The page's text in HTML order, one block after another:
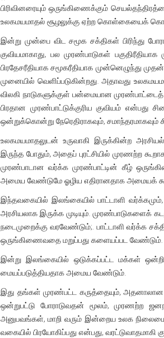
பிரிவினரையும் ஒருங்கிணைக்கும்
உலகமயமாதல் சூழலுக்கு ஏற்ற கொள்கையைக்
இன்று முன்பை விட சமூக சக்திகள் பிரிந்து
குவியமாகாது, பல முரண்பாடுகள்
பிரதேசரீதியாக சமூகரீதியாக முன்னெழுந்து
முனையில் வெளிப்படுகின்றது. அதாவது
விலகி நாடுகளுக்குள் பன்மையான முரண்பாட்டைத்
பிரதான முரண்பாட்டுக்குரிய குவியம்
ஒன்றுக்கொன்று நேரெதிராகவும்,
உலகமயமாதலுடன் உருவாகி இருக்கின்ற
இருந்த போதும், அதைப் புரட்சியில் முரணற்ற
முரண்பாடான வர்க்க முரண்பாட்டின் கீழ்
அமைய வேண்டுமே ஓழிய எதிரானதாக அமையக்
இந்தவகையில் இலங்கையில் பாட்டாளி
அரசியலாக இருக்க முடியும். முரண்பாடுகளைக்
நடைமுறைக்கு வரவேண்டும்;. பாட்டாளி வர்க்க
ஒருங்கிணைவதை மறுப்பது களையப்பட வேண்டும்.
இன்று இலங்கையில் ஒடுக்கப்பட்ட மக்கள்
மையப்படுத்தியதாக அமைய வேண்டும்.
இது தங்கள் முரண்பட்ட கருத்தையும்,
ஒன்றுபட்டு போராடுவதன் மூலம், முரணற்ற
அனுபவங்கள், மாறி வரும் இன்றைய உலக
வகையில் பிரயோகிப்பது என்பது, வரட்டுவாதமாகி